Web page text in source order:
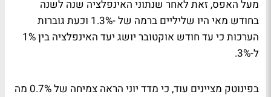
מעל האפס, זאת לאחר שנתוני האינפלציה שנה לשנה
בחודש מאי היו שליליים ברמה של -1.3% וכעת גוברות
הערכות כי עד חודש אוקטובר יושג יעד האינפלציה בין 1%
ל-3%.
בפינוטק מציינים עוד, כי מדד יוני הראה צמיחה של 0.7% מה